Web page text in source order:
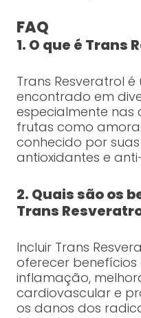
FAQ
1. O que é Trans
Trans Resveratrol
encontrado em
especialmente nas
frutas como
conhecido por
antioxidantes e
2. Quais são os
Trans
Incluir Trans
oferecer
inflamação,
cardiovascular e
os danos dos